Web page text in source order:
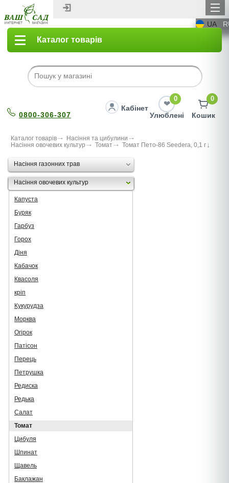
UA
Каталог товарів
0800-306-307
Кабінет
0
Улюблені
0
Кошик
Каталог товарів
Насіння та цибулини
Насіння овочевих культур
Томат Томат Пето-86 Seedеra, 0,1 г
Насіння газонних трав
Насіння овочевих культур
Капуста
Буряк
Гарбуз
Горох
Діня
Кабачок
Квасоля
кріп
Кукурудза
Морква
Огірок
Патісон
Перець
Петрушка
Редиска
Редька
Салат
Томат
Цибуля
Шпинат
Щавель
Баклажан